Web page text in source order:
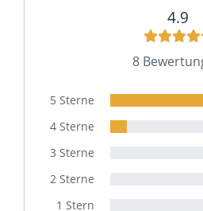
4.9
8
5 Sterne
4 Sterne
3 Sterne
2 Sterne
1 Stern